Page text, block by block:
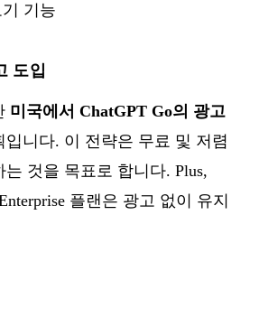
기능
도입
미국에서 ChatGPT Go의 광고
입니다. 이 전략은 무료 및 저렴
것을 목표로 합니다. Plus,
플랜은 광고 없이 유지